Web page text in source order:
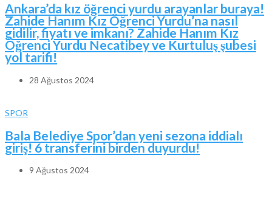
Ankara’da kız öğrenci yurdu arayanlar buraya!
Zahide Hanım Kız Öğrenci Yurdu’na nasıl
gidilir, fiyatı ve imkanı? Zahide Hanım Kız
Öğrenci Yurdu Necatibey ve Kurtuluş şubesi
yol tarifi!
28 Ağustos 2024
SPOR
Bala Belediye Spor’dan yeni sezona iddialı
giriş! 6 transferini birden duyurdu!
9 Ağustos 2024